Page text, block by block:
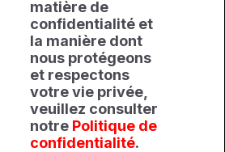
matière de
confidentialité et
la manière dont
nous protégeons
et respectons
votre vie privée,
veuillez consulter
notre Politique de
confidentialité.